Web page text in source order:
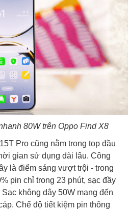
80W trên Oppo Find X8
Pro cũng nằm trong top đầu
gian sử dụng dài lâu. Công
là điểm sáng vượt trội - trong
pin chỉ trong 23 phút, sạc đầy
không dây 50W mang đến
Chế độ tiết kiệm pin thông